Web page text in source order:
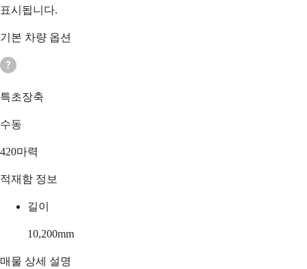
표시됩니다.
기본 차량 옵션
특초장축
수동
420마력
적재함 정보
길이
10,200mm
매물 상세 설명